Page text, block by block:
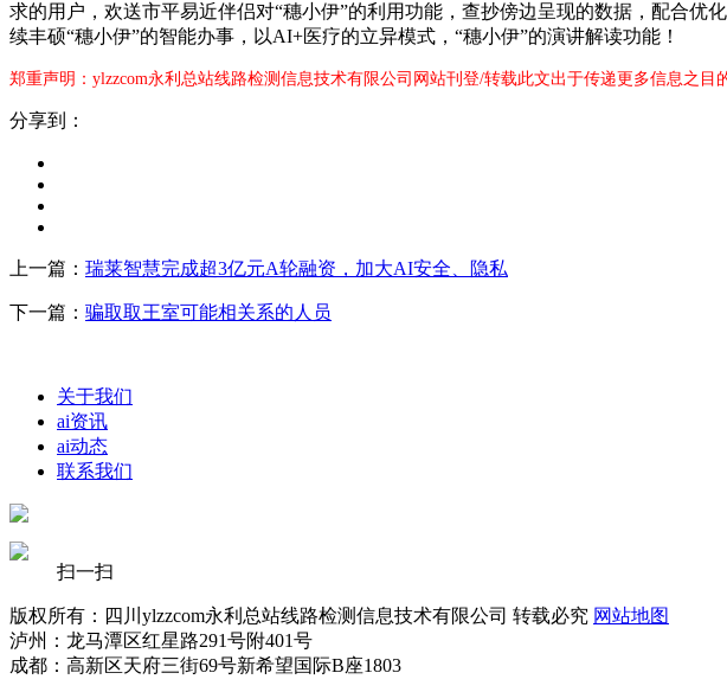
求的用户，欢送市平易近伴侣对“穗小伊”的利用功能，查抄傍边呈现的数据，配合优
续丰硕“穗小伊”的智能办事，以AI+医疗的立异模式，“穗小伊”的演讲解读功能！
郑重声明：ylzzcom永利总站线路检测信息技术有限公司网站刊登/转载此文出于传递更多信息之
分享到：
上一篇： 瑞莱智慧完成超3亿元A轮融资，加大AI安全、隐私
下一篇： 骗取取王室可能相关系的人员
关于我们
ai资讯
ai动态
联系我们
扫一扫
版权所有：四川ylzzcom永利总站线路检测信息技术有限公司 转载必究 网站地图
泸州：龙马潭区红星路291号附401号
成都：高新区天府三街69号新希望国际B座1803